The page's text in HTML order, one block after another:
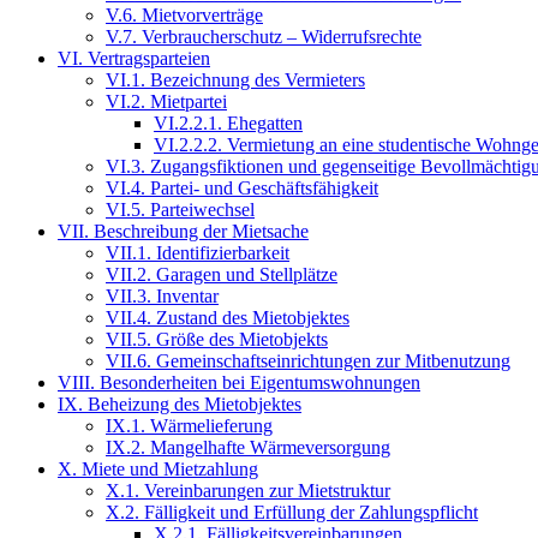
V.6. Mietvorverträge
V.7. Verbraucherschutz – Widerrufsrechte
VI. Vertragsparteien
VI.1. Bezeichnung des Vermieters
VI.2. Mietpartei
VI.2.2.1. Ehegatten
VI.2.2.2. Vermietung an eine studentische
VI.3. Zugangsfiktionen und gegenseitige
VI.4. Partei- und Geschäftsfähigkeit
VI.5. Parteiwechsel
VII. Beschreibung der Mietsache
VII.1. Identifizierbarkeit
VII.2. Garagen und Stellplätze
VII.3. Inventar
VII.4. Zustand des Mietobjektes
VII.5. Größe des Mietobjekts
VII.6. Gemeinschaftseinrichtungen zur Mitbenutzung
VIII. Besonderheiten bei Eigentumswohnungen
IX. Beheizung des Mietobjektes
IX.1. Wärmelieferung
IX.2. Mangelhafte Wärmeversorgung
X. Miete und Mietzahlung
X.1. Vereinbarungen zur Mietstruktur
X.2. Fälligkeit und Erfüllung der Zahlungspflicht
X.2.1. Fälligkeitsvereinbarungen